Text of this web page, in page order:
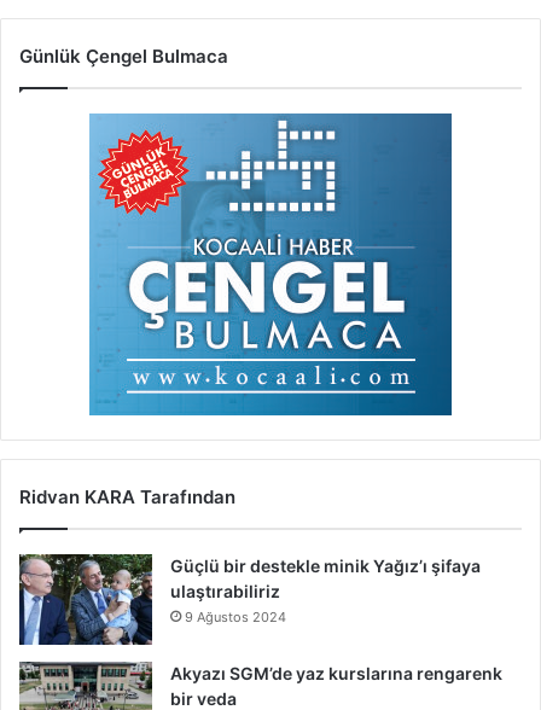
Günlük Çengel Bulmaca
Ridvan KARA Tarafından
Güçlü bir destekle minik Yağız’ı şifaya
ulaştırabiliriz
9 Ağustos 2024
Akyazı SGM’de yaz kurslarına rengarenk
bir veda